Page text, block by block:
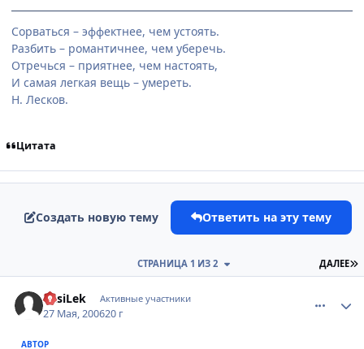
Сорваться – эффектнее, чем устоять.
Разбить – романтичнее, чем уберечь.
Отречься – приятнее, чем настоять,
И самая легкая вещь – умереть.
Н. Лесков.
Цитата
Создать новую тему Ответить на эту тему
ДАЛЕЕ
СТРАНИЦА 1 ИЗ 2
VasiLek Активные участники
27 Мая, 200620 г
АВТОР